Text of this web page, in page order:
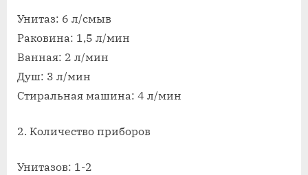
Унитаз: 6 л/смыв
Раковина: 1,5 л/мин
Ванная: 2 л/мин
Душ: 3 л/мин
Стиральная машина: 4 л/мин
2. Количество приборов
Унитазов: 1-2